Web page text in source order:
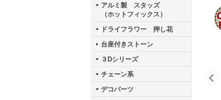
アルミ製 スタッズ
（ホットフィックス）
ドライフラワー 押し花
台座付きストーン
３Dシリーズ
チェーン系
デコパーツ